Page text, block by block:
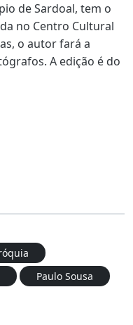
de Sardoal, tem o
no Centro Cultural
o autor fará a
A edição é do
Paulo Sousa